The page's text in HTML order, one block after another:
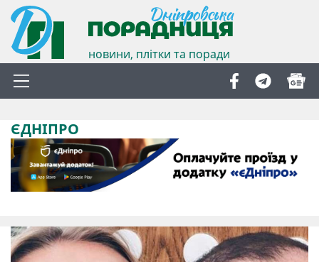
новини, плітки та поради
ЄДНІПРО